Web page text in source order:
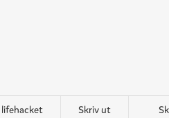
lifehacket Skriv ut